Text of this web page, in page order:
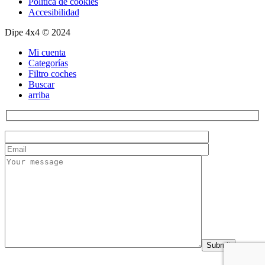
Accesibilidad
Dipe 4x4 © 2024
Mi cuenta
Categorías
Filtro coches
Buscar
arriba